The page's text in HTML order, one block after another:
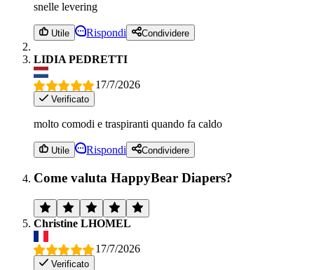
snelle levering
Utile Rispondi Condividere
LIDIA PEDRETTI
17/7/2026
Verificato
molto comodi e traspiranti quando fa caldo
Utile Rispondi Condividere
Come valuta HappyBear Diapers?
Christine LHOMEL
17/7/2026
Verificato